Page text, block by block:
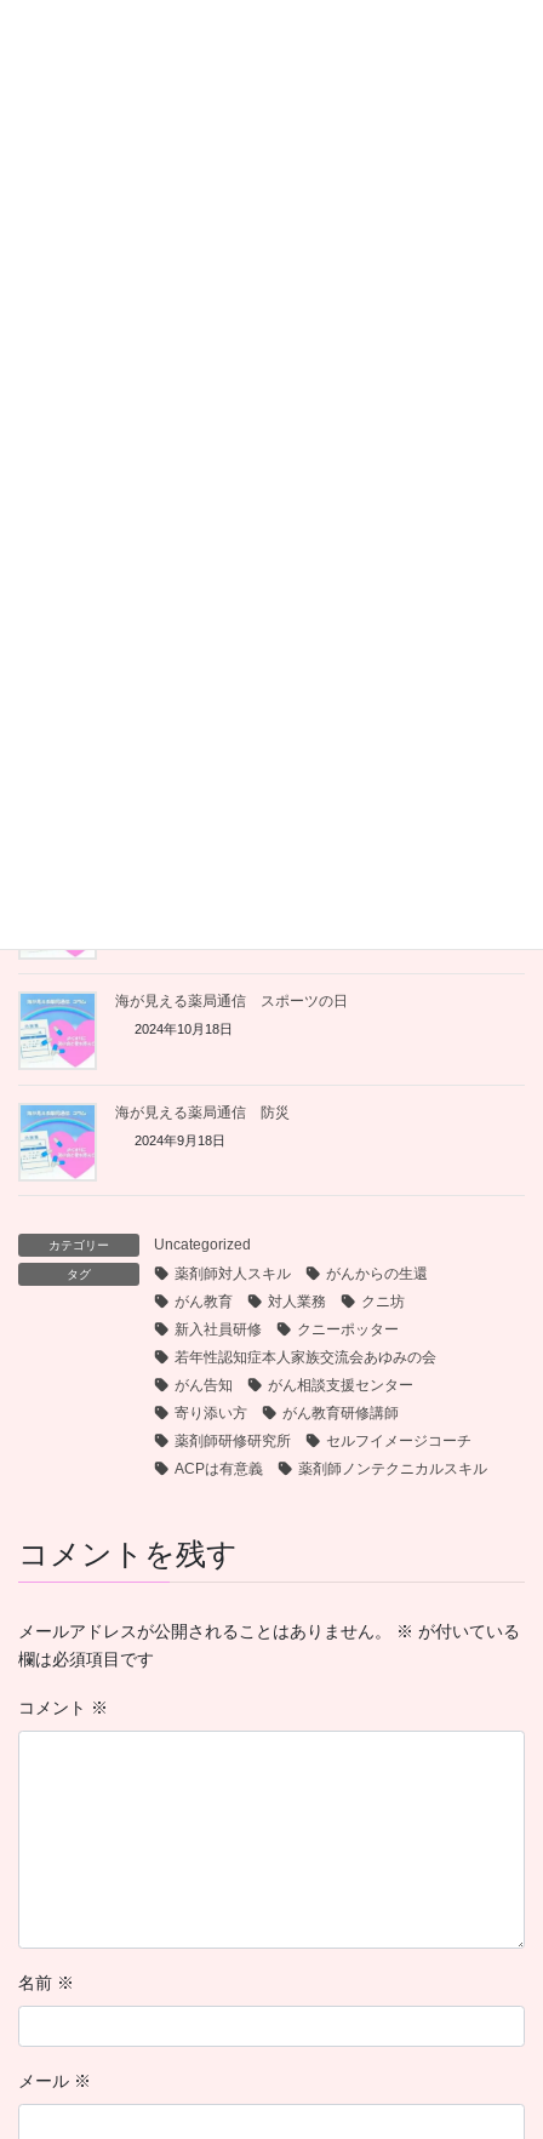
海が見える薬局通信 スポーツの日
2024年10月18日
海が見える薬局通信 防災
2024年9月18日
カテゴリー Uncategorized
タグ 薬剤師対人スキル
がんからの生還
がん教育
対人業務
クニ坊
新入社員研修
クニーポッター
若年性認知症本人家族交流会あゆみの会
がん告知
がん相談支援センター
寄り添い方
がん教育研修講師
薬剤師研修研究所
セルフイメージコーチ
ACPは有意義
薬剤師ノンテクニカルスキル
コメントを残す
メールアドレスが公開されることはありません。 ※ が付いている
欄は必須項目です
コメント ※
名前 ※
メール ※